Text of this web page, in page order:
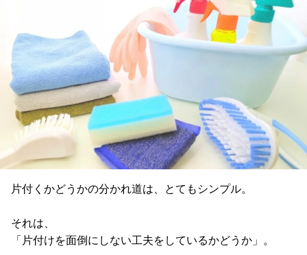
片付くかどうかの分かれ道は、とてもシンプル。
それは、
「片付けを面倒にしない工夫をしているかどうか」。